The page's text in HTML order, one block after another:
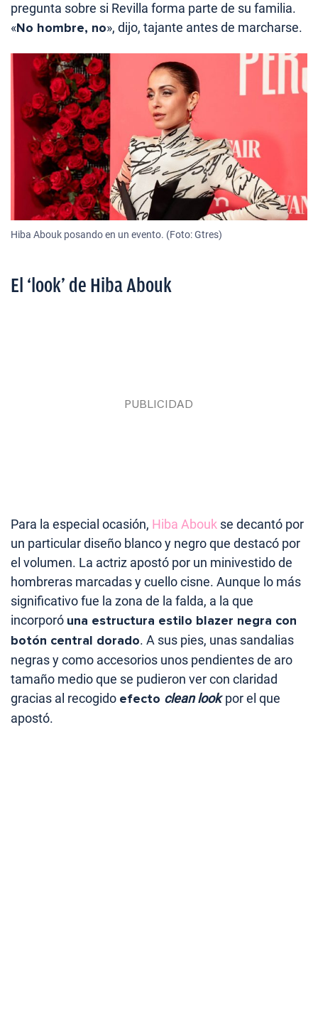
pregunta sobre si Revilla forma parte de su familia.
«No hombre, no», dijo, tajante antes de marcharse.
Hiba Abouk posando en un evento. (Foto: Gtres)
El ‘look’ de Hiba Abouk
Para la especial ocasión, Hiba Abouk se decantó por
un particular diseño blanco y negro que destacó por
el volumen. La actriz apostó por un minivestido de
hombreras marcadas y cuello cisne. Aunque lo más
significativo fue la zona de la falda, a la que
incorporó una estructura estilo blazer negra con
botón central dorado. A sus pies, unas sandalias
negras y como accesorios unos pendientes de aro
tamaño medio que se pudieron ver con claridad
gracias al recogido efecto clean lookpor el que
apostó.